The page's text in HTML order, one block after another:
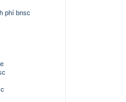
phí bnsc